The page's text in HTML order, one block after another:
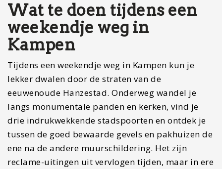
Wat te doen tijdens een
weekendje weg in
Kampen
Tijdens een weekendje weg in Kampen kun je
lekker dwalen door de straten van de
eeuwenoude Hanzestad. Onderweg wandel je
langs monumentale panden en kerken, vind je
drie indrukwekkende stadspoorten en ontdek je
tussen de goed bewaarde gevels en pakhuizen de
ene na de andere muurschildering. Het zijn
reclame-uitingen uit vervlogen tijden, maar in ere